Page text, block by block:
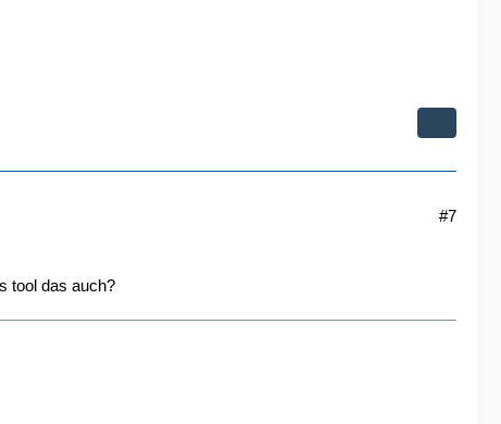
#7
tool das auch?